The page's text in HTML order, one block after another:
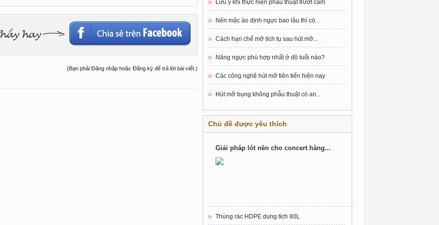
(Bạn phải Đăng nhập hoặc Đăng ký để trả lời bài viết.)
Lưu ý khi thực hiện phẫu thuật trượt cằm
Nên mặc áo định ngực bao lâu thì có...
Cách hạn chế mỡ tích tụ sau hút mỡ...
Nâng ngực phù hợp nhất ở độ tuổi nào?
Các công nghệ hút mỡ tiên tiến hiện nay
Hút mỡ bụng không phẫu thuật có an...
Chủ đề được yêu thích
Giải pháp lót nền cho concert hàng...
Thùng rác HDPE dung tích 80L